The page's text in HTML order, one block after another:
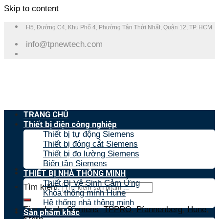
Skip to content
H5, Đường C4, Khu Phố 4, Phường Tân Thới Nhất, Quận 12, TP. HCM
info@tpnewtech.com
Tìm kiếm:
Tìm nhanh:Siemens,TPPRO,Pfannenberg,Hune,
TRANG CHỦ
Thiết bị điện công nghiệp
Thiết bị tự động Siemens
Thiết bị đóng cắt Siemens
Thiết bị đo lường Siemens
Biến tần Siemens
THIẾT BỊ NHÀ THÔNG MINH
Thiết Bị Vệ Sinh Cảm Ứng
Khóa thông minh Hune
Hệ thống nhà thông minh
Sản phẩm khác